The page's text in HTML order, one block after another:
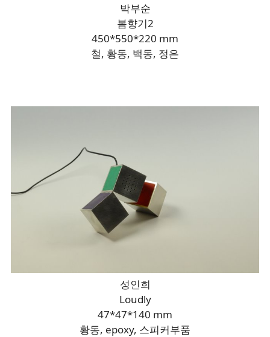
박부순
봄향기2
450*550*220 mm
철, 황동, 백동, 정은
성인희
Loudly
47*47*140 mm
황동, epoxy, 스피커부품